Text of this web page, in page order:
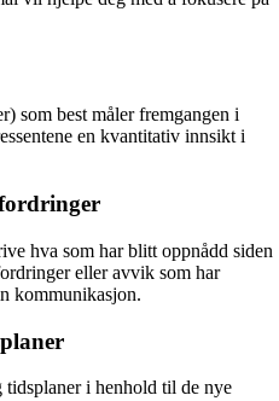
som best måler fremgangen i
en kvantitativ innsikt i
hva som har blitt oppnådd siden
eller avvik som har
kommunikasjon.
i henhold til de nye